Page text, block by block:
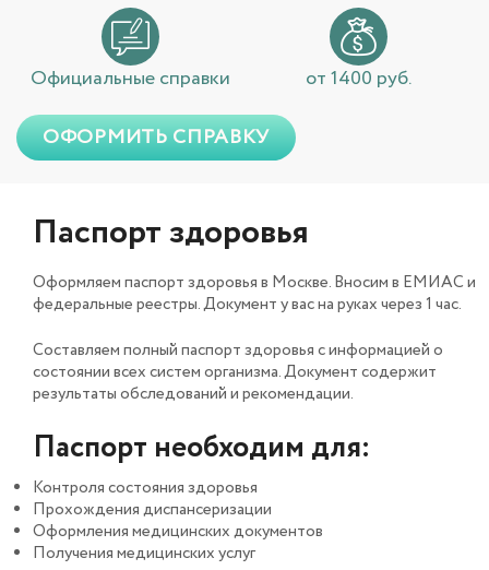
Официальные справки от 1400 руб.
ОФОРМИТЬ СПРАВКУ
Паспорт здоровья
Оформляем паспорт здоровья в Москве. Вносим в ЕМИАС и
федеральные реестры. Документ у вас на руках через 1 час.
Составляем полный паспорт здоровья с информацией о
состоянии всех систем организма. Документ содержит
результаты обследований и рекомендации.
Паспорт необходим для:
Контроля состояния здоровья
Прохождения диспансеризации
Оформления медицинских документов
Получения медицинских услуг